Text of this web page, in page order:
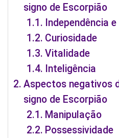
signo de Escorpião
Independência
Curiosidade
Vitalidade
Inteligência
Aspectos negativos
signo de Escorpião
Manipulação
Possessividade